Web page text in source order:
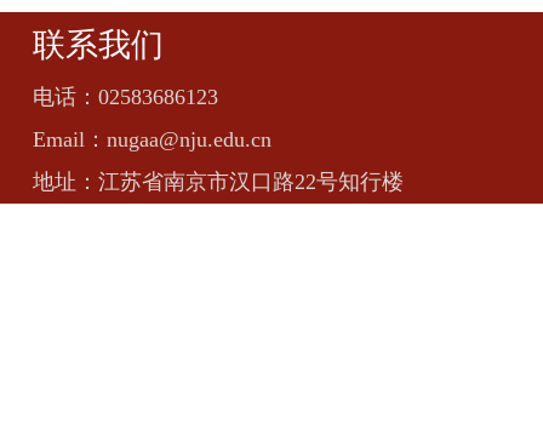
联系我们
电话： 02583686123
Email： nugaa@nju.edu.cn
地址： 江苏省南京市汉口路22号知行楼